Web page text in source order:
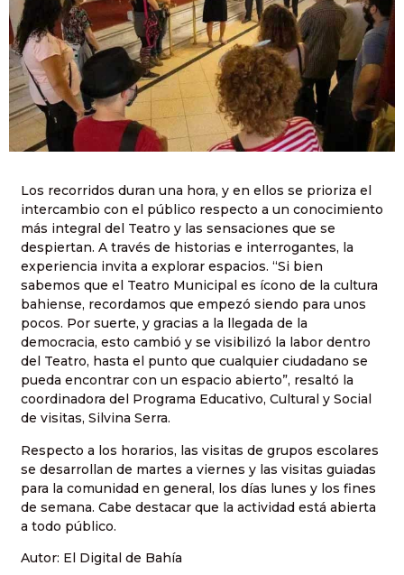
Los recorridos duran una hora, y en ellos se prioriza el
intercambio con el público respecto a un conocimiento
más integral del Teatro y las sensaciones que se
despiertan. A través de historias e interrogantes, la
experiencia invita a explorar espacios. “Si bien
sabemos que el Teatro Municipal es ícono de la cultura
bahiense, recordamos que empezó siendo para unos
pocos. Por suerte, y gracias a la llegada de la
democracia, esto cambió y se visibilizó la labor dentro
del Teatro, hasta el punto que cualquier ciudadano se
pueda encontrar con un espacio abierto”, resaltó la
coordinadora del Programa Educativo, Cultural y Social
de visitas, Silvina Serra.
Respecto a los horarios, las visitas de grupos escolares
se desarrollan de martes a viernes y las visitas guiadas
para la comunidad en general, los días lunes y los fines
de semana. Cabe destacar que la actividad está abierta
a todo público.
Autor: El Digital de Bahía